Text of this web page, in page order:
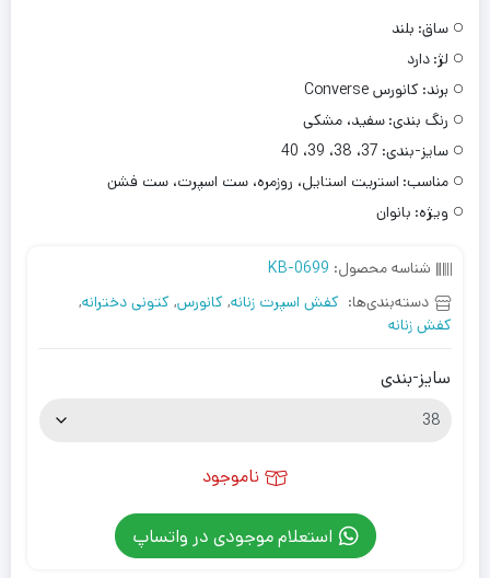
ساق: بلند
لژ: دارد
برند: کانورس Converse
رنگ بندی: سفید، مشکی
سایز-بندی: 37، 38، 39، 40
مناسب: استریت استایل، روزمره، ست اسپرت، ست فشن
ویژه: بانوان
شناسه محصول: KB-0699
دسته‌بندی‌ها: کفش اسپرت زنانه, کانورس, کتونی دخترانه,
کفش زنانه
سایز-بندی
ناموجود
استعلام موجودی در واتساپ